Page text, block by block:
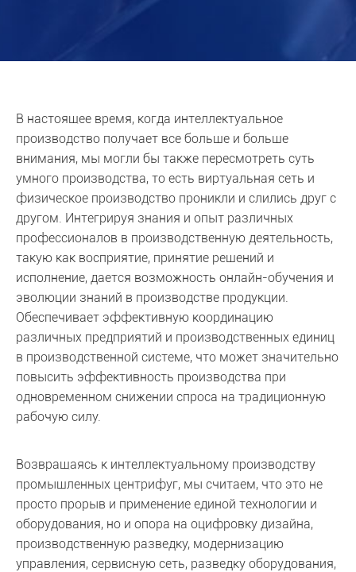
В настоящее время, когда интеллектуальное
производство получает все больше и больше
внимания, мы могли бы также пересмотреть суть
умного производства, то есть виртуальная сеть и
физическое производство проникли и слились друг с
другом. Интегрируя знания и опыт различных
профессионалов в производственную деятельность,
такую как восприятие, принятие решений и
исполнение, дается возможность онлайн-обучения и
эволюции знаний в производстве продукции.
Обеспечивает эффективную координацию
различных предприятий и производственных единиц
в производственной системе, что может значительно
повысить эффективность производства при
одновременном снижении спроса на традиционную
рабочую силу.
Возвращаясь к интеллектуальному производству
промышленных центрифуг, мы считаем, что это не
просто прорыв и применение единой технологии и
оборудования, но и опора на оцифровку дизайна,
производственную разведку, модернизацию
управления, сервисную сеть, разведку оборудования,